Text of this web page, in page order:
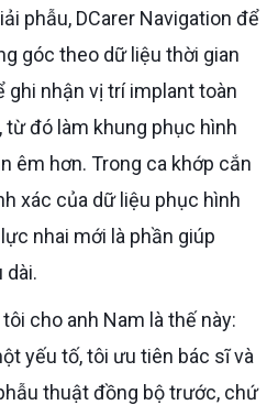
phẫu, DCarer Navigation để
góc theo dữ liệu thời gian
ghi nhận vị trí implant toàn
từ đó làm khung phục hình
êm hơn. Trong ca khớp cắn
xác của dữ liệu phục hình
nhai mới là phần giúp
dài.
yếu tố, tôi ưu tiên bác sĩ và
thuật đồng bộ trước, chứ